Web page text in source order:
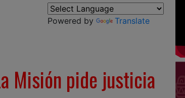
Powered by
Translate
Misión pide justicia